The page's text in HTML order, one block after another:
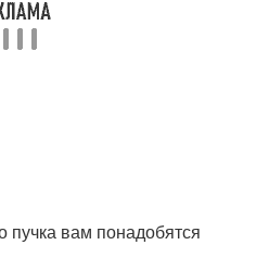
пучка вам понадобятся